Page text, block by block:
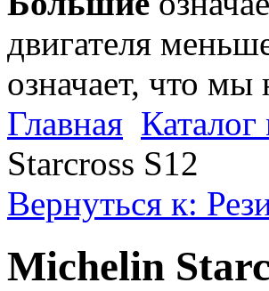
двигателя
означает, что
Главная Каталог
Starcross S12
Вернуться к:
Michelin